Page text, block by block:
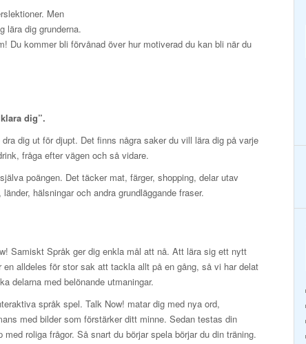
Men
lära dig grunderna.
Du kommer bli förvånad över hur motiverad du kan bli när du
dig”.
dig ut för djupt. Det finns några saker du vill lära dig på varje
fråga efter vägen och så vidare.
poängen. Det täcker mat, färger, shopping, delar utav
hälsningar och andra grundläggande fraser.
Samiskt Språk ger dig enkla mål att nå. Att lära sig ett nytt
en alldeles för stor sak att tackla allt på en gång, så vi har delat
delarna med belönande utmaningar.
språk spel. Talk Now! matar dig med nya ord,
med bilder som förstärker ditt minne. Sedan testas din
med roliga frågor. Så snart du börjar spela börjar du din träning.